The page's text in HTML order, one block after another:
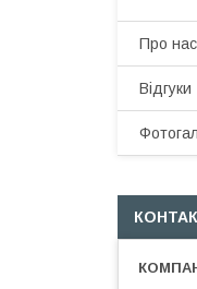
Про нас
Відгуки